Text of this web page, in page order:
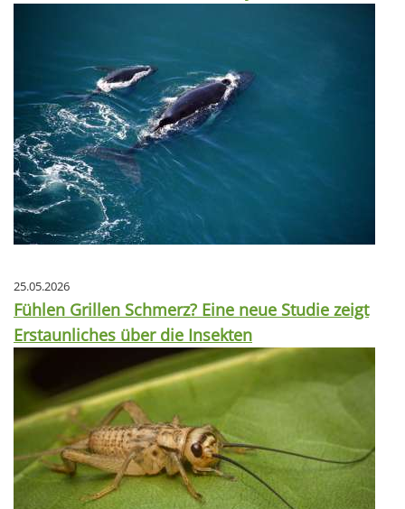
25.05.2026
Fühlen Grillen Schmerz? Eine neue Studie zeigt
Erstaunliches über die Insekten